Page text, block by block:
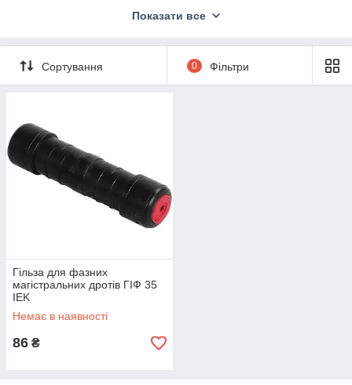
мастилом, що оберігає поверхню алюмінію від окиснення,
зниження втрат електроенергії. Ізоляційним матеріалом є
полімер, стійкий до ультрафіолетового випромінювання й
погодно-кліматичних умов. Для несних дротів допустимі
Показати все
Сортування 0 Фільтри
Гільза для фазних
магістральних дротів ГІФ 35
IEK
Немає в наявності
86 ₴